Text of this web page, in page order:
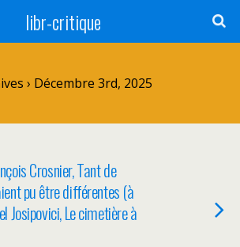
libr-critique
› Décembre 3rd, 2025
Crosnier, Tant de
pu être différentes (à
Josipovici, Le cimetière à